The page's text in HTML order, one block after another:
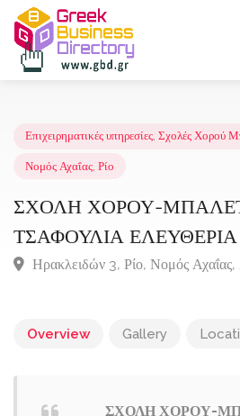
ΣΧΟΛΗ ΧΟΡΟΥ-
ΤΣΑΦΟΥΛΙΑ
Overview Gallery
ΣΧΟΛΗ ΧΟΡΟΥ-